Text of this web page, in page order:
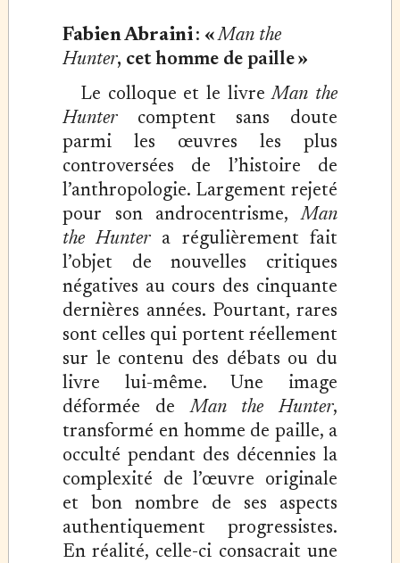
Fabien Abraini: «Man the
Hunter, cet homme de paille »
Le colloque et le livreMan the
Huntercomptent sans doute
parmi les œuvres les plus
controversées de l’histoire de
l’anthropologie. Largement rejeté
pour son androcentrisme,Man
the Huntera régulièrement fait
l’objet de nouvelles critiques
négatives au cours des cinquante
dernières années. Pourtant, rares
sont celles qui portent réellement
sur le contenu des débats ou du
livre lui-même. Une image
déformée deMan the Hunter,
transformé en homme de paille, a
occulté pendant des décennies la
complexité de l’œuvre originale
et bon nombre de ses aspects
authentiquement progressistes.
En réalité, celle-ci consacrait une